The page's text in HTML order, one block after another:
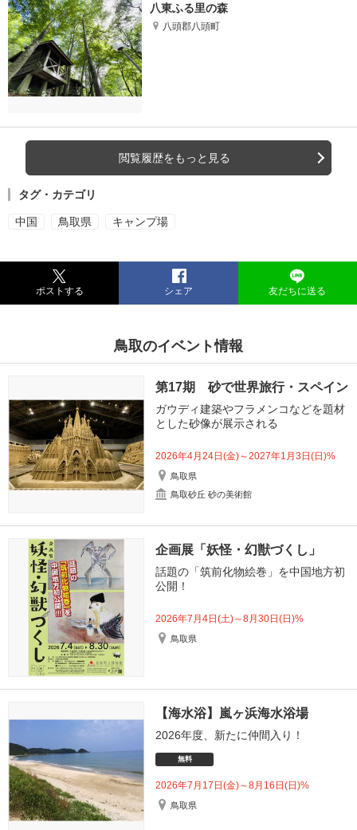
八東ふる里の森
八頭郡八頭町
閲覧履歴をもっと見る
タグ・カテゴリ
中国 鳥取県 キャンプ場
ポストする シェア 友だちに送る
鳥取のイベント情報
第17期 砂で世界旅行・スペイン
ガウディ建築やフラメンコなどを題材
とした砂像が展示される
2026年4月24日(金)～2027年1月3日(日)%
鳥取県
鳥取砂丘 砂の美術館
企画展「妖怪・幻獣づくし」
話題の「筑前化物絵巻」を中国地方初
公開！
2026年7月4日(土)～8月30日(日)%
鳥取県
【海水浴】嵐ヶ浜海水浴場
2026年度、新たに仲間入り！
無料
2026年7月17日(金)～8月16日(日)%
鳥取県